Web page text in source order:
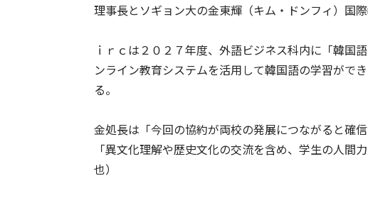
理事長とソギョン大の金東輝（キム・ドンフィ）国
ｉｒｃは２０２７年度、外語ビジネス科内に「韓国
ンライン教育システムを活用して韓国語の学習がで
る。
金処長は「今回の協約が両校の発展につながると確
「異文化理解や歴史文化の交流を含め、学生の人
也）